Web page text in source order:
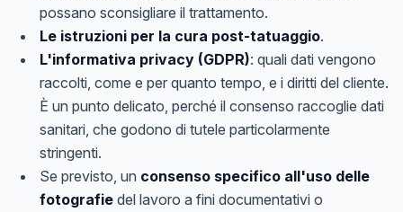
possano sconsigliare il trattamento.
Le istruzioni per la cura post-tatuaggio.
L'informativa privacy (GDPR): quali dati vengono
raccolti, come e per quanto tempo, e i diritti del cliente.
È un punto delicato, perché il consenso raccoglie dati
sanitari, che godono di tutele particolarmente
stringenti.
Se previsto, un consenso specifico all'uso delle
fotografie del lavoro a fini documentativi o